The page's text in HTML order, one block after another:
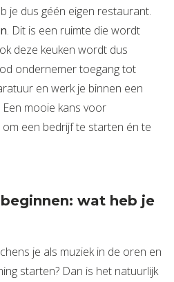
je dus géén eigen restaurant.
. Dit is een ruimte die wordt
deze keuken wordt dus
ondernemer toegang tot
en werk je binnen een
mooie kans voor
een bedrijf te starten én te
wat heb je
je als muziek in de oren en
starten? Dan is het natuurlijk